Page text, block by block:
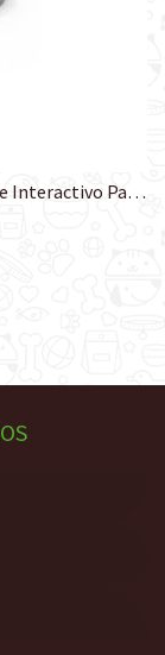
Nina Ottosson Puzzle Rainy Day N3 Juguete Interactivo Para Gato